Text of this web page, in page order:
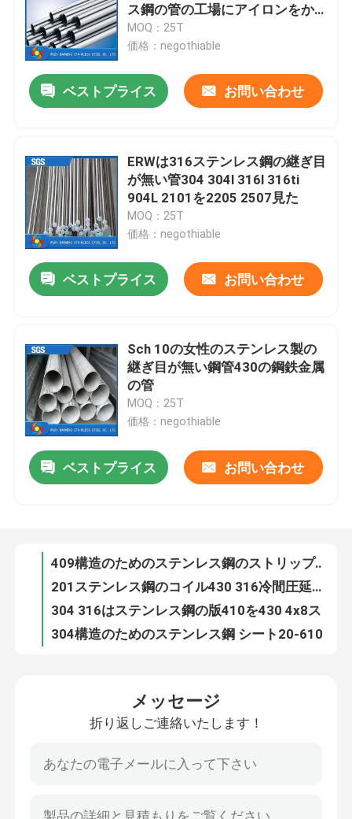
ホーム
製品
ビデオ
会社案内
品質管理
ステンレス鋼の金属製造
ステンレス鋼の薄板金
ス鋼の管の工場にアイロンをか
ける
MOQ：25T
価格：negothiable
ベストプライス お問い合わせ
ERWは316ステンレス鋼の継ぎ目
が無い管304 304l 316l 316ti
904L 2101を2205 2507見た
MOQ：25T
価格：negothiable
ベストプライス お問い合わせ
Sch 10の女性のステンレス製の
継ぎ目が無い鋼管430の鋼鉄金属
の管
MOQ：25T
価格：negothiable
ベストプライス お問い合わせ
409構造のためのステンレス鋼のストリップのコイル0.3-6mmの厚さ
注文のステンレス鋼の薄板金は321 C276ビードを発破を掛けたステンレス鋼 シート304を冷間圧延した
4x8鋼板304 321の316のステンレス鋼 シートの価格のステンレス鋼の版
メッセージ
折り返しご連絡いたします！